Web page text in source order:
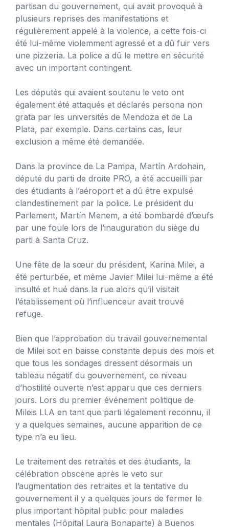
partisan du gouvernement, qui avait provoqué à
plusieurs reprises des manifestations et
régulièrement appelé à la violence, a cette fois-ci
été lui-même violemment agressé et a dû fuir vers
une pizzeria. La police a dû le mettre en sécurité
avec un important contingent.
Les députés qui avaient soutenu le veto ont
également été attaqués et déclarés persona non
grata par les universités de Mendoza et de La
Plata, par exemple. Dans certains cas, leur
exclusion a même été demandée.
Dans la province de La Pampa, Martín Ardohain,
député du parti de droite PRO, a été accueilli par
des étudiants à l’aéroport et a dû être expulsé
clandestinement par la police. Le président du
Parlement, Martín Menem, a été bombardé d’œufs
par une foule lors de l’inauguration du siège du
parti à Santa Cruz.
Une fête de la sœur du président, Karina Milei, a
été perturbée, et même Javier Milei lui-même a été
insulté et hué dans la rue alors qu’il visitait
l’établissement où l’influenceur avait trouvé
refuge.
Bien que l’approbation du travail gouvernemental
de Milei soit en baisse constante depuis des mois et
que tous les sondages dressent désormais un
tableau négatif du gouvernement, ce niveau
d’hostilité ouverte n’est apparu que ces derniers
jours. Lors du premier événement politique de
Mileis LLA en tant que parti légalement reconnu, il
y a quelques semaines, aucune apparition de ce
type n’a eu lieu.
Le traitement des retraités et des étudiants, la
célébration obscène après le veto sur
l’augmentation des retraites et la tentative du
gouvernement il y a quelques jours de fermer le
plus important hôpital public pour maladies
mentales (Hôpital Laura Bonaparte) à Buenos